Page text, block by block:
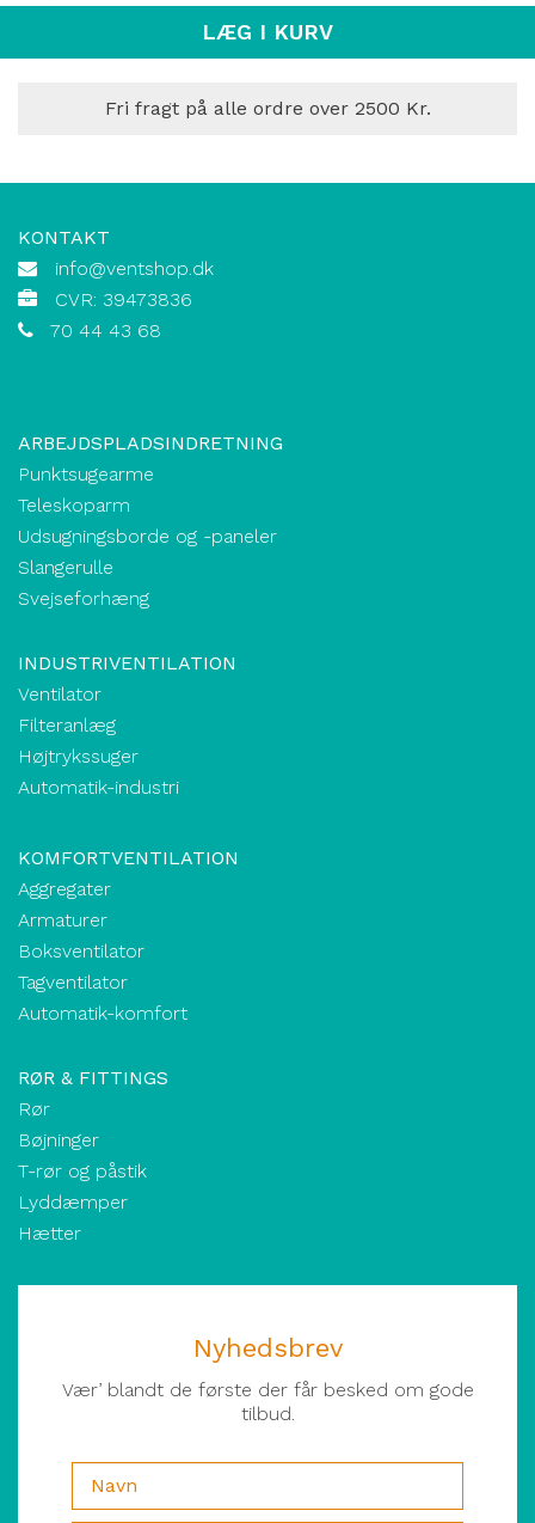
LÆG I KURV
Fri fragt på alle ordre over 2500 Kr.
KONTAKT
info@ventshop.dk
CVR: 39473836
70 44 43 68
ARBEJDSPLADSINDRETNING
Punktsugearme
Teleskoparm
Udsugningsborde og -paneler
Slangerulle
Svejseforhæng
INDUSTRIVENTILATION
Ventilator
Filteranlæg
Højtrykssuger
Automatik-industri
KOMFORTVENTILATION
Aggregater
Armaturer
Boksventilator
Tagventilator
Automatik-komfort
RØR & FITTINGS
Rør
Bøjninger
T-rør og påstik
Lyddæmper
Hætter
Nyhedsbrev
Vær’ blandt de første der får besked om gode
tilbud.